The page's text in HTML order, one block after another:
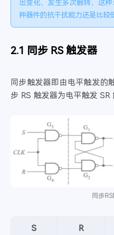
出变化，发生多次翻转，这
种器件的抗干扰能力还是比较
同步 RS 触发器
同步触发器即由电平触发的
步 RS 触发器为电平触发 SR
同步
S R